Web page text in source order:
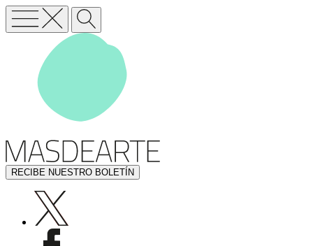
RECIBE NUESTRO BOLETÍN